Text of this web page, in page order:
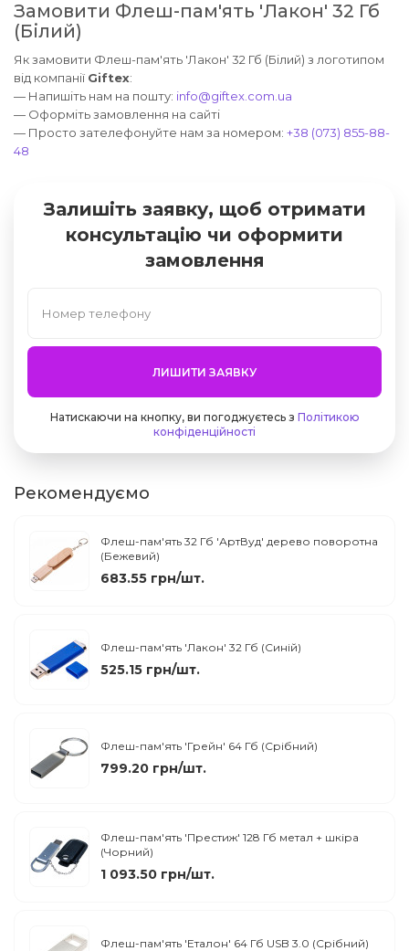
Замовити Флеш-пам'ять 'Лакон' 32 Гб
(Білий)
Як замовити Флеш-пам'ять 'Лакон' 32 Гб (Білий) з логотипом
від компанії Giftex:
— Напишіть нам на пошту: info@giftex.com.ua
— Оформіть замовлення на сайті
— Просто зателефонуйте нам за номером: +38 (073) 855-88-
48
Залишіть заявку, щоб отримати
консультацію чи оформити
замовлення
ЛИШИТИ ЗАЯВКУ
Натискаючи на кнопку, ви погоджуєтесь з Політикою
конфіденційності
Рекомендуємо
Флеш-пам'ять 32 Гб 'АртВуд' дерево поворотна
(Бежевий)
683.55 грн/шт.
Флеш-пам'ять 'Лакон' 32 Гб (Синій)
525.15 грн/шт.
Флеш-пам'ять 'Грейн' 64 Гб (Срібний)
799.20 грн/шт.
Флеш-пам'ять 'Престиж' 128 Гб метал + шкіра
(Чорний)
1 093.50 грн/шт.
Флеш-пам'ять 'Еталон' 64 Гб USB 3.0 (Срібний)